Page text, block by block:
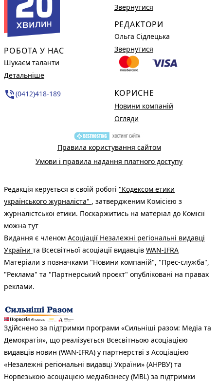
РОБОТА У НАС
Шукаєм таланти
Детальніше
phone_in_talk(0412)418-189
Звернутися
РЕДАКТОРИ
Ольга Сідлецька
Звернутися
КОРИСНЕ
Новини компаній
Огляди
Правила користування сайтом
Умови і правила надання платного доступу
Редакція керується в своїй роботі "Кодексом етики
українського журналіста" , затвердженим Комісією з
журналістської етики. Поскаржитись на матеріал до Комісії
можна тут
Видання є членом Асоціації Незалежні регіональні видавці
України та Всесвітньої асоціації видавців WAN-IFRA
Матеріали з позначками "Новини компаній", "Прес-служба",
"Реклама" та "Партнерський проєкт" опубліковані на правах
реклами.
Здійснено за підтримки програми «Сильніші разом: Медіа та
Демократія», що реалізується Всесвітньою асоціацією
видавців новин (WAN-IFRA) у партнерстві з Асоціацією
«Незалежні регіональні видавці України» (АНРВУ) та
Норвезькою асоціацією медіабізнесу (MBL) за підтримки